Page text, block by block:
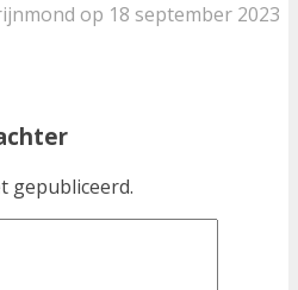
op 18 september 2023
gepubliceerd.